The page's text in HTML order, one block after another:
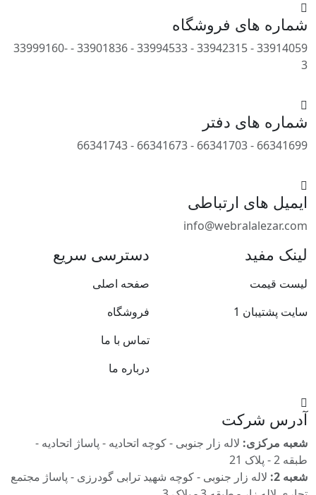
شماره های فروشگاه
33914059 - 33942315 - 33994533 - 33901836 - 33999160-
3 ​
شماره های دفتر
66341699 - 66341703 - 66341673 - 66341743
ایمیل های ارتباطی
info@webralalezar.com
لینک مفید
لیست قیمت
سایت پشتیبان 1
دسترسی سریع
صفحه اصلی
فروشگاه
تماس با ما
درباره ما
آدرس شرکت
شعبه مرکزی: لاله زار جنوبی - کوچه اتحادیه - پاساژ اتحادیه -
طبقه 2 - پلاک 21
شعبه 2:
لاله زار جنوبی - کوچه شهید ترابی گودرزی - پاساژ مجتمع